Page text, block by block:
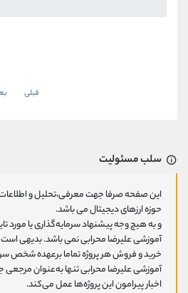
قبلی
سلب مسئولیت
این صفحه صرفا جهت معرفی،تحلیل و
حوزه ارزهای دیجیتال می باشد.
و به هیچ وجه پیشنهاد سرمایه‌گذاری یا مورد
آموزشی علیرضا محرابی نمی باشد. بدیهی
خرید و فروش هر پروژه تماما برعهده شخص
آموزشی علیرضا محرابی تنها به‌عنوان
اخبار پیرامون این پروژه‌‌ها عمل می‌کند.